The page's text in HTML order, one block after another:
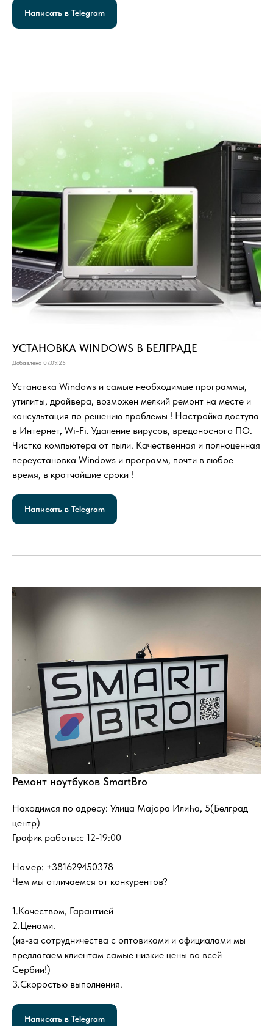
Написать в Telegram
УСТАНОВКА WINDOWS В БЕЛГРАДЕ
Добавлено 07.09.25
Установка Windows и самые необходимые программы,
утилиты, драйвера, возможен мелкий ремонт на месте и
консультация по решению проблемы ! Настройка доступа
в Интернет, Wi-Fi. Удаление вирусов, вредоносного ПО.
Чистка компьютера от пыли. Качественная и полноценная
переустановка Windows и программ, почти в любое
время, в кратчайшие сроки !
Написать в Telegram
Ремонт ноутбуков SmartBro
Находимся по адресу: Улица Мајора Илића, 5(Белград
центр)
График работы:с 12-19:00
Номер: +381629450378
Чем мы отличаемся от конкурентов?
1.Качеством, Гарантией
2.Ценами.
(из-за сотрудничества с оптовиками и официалами мы
предлагаем клиентам самые низкие цены во всей
Сербии!)
3.Скоростью выполнения.
Написать в Telegram